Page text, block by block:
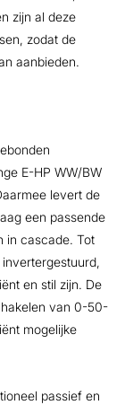
zijn al deze
zodat de
aanbieden.
E-HP WW/BW
levert de
een passende
in cascade. Tot
en stil zijn. De
van 0-50-
mogelijke
passief en